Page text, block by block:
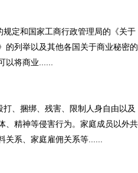
定和国家工商行政管理局的《关于
的列举以及其他各国关于商业秘密的
以将商业......
、捆绑、残害、限制人身自由以及
、精神等侵害行为。家庭成员以外共
关系、家庭雇佣关系等......